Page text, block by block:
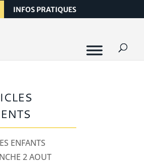
INFOS PRATIQUES
ENFANTS
2 AOUT